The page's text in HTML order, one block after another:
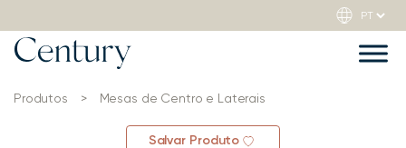
Produtos > Mesas de Centro e Laterais
Salvar Produto